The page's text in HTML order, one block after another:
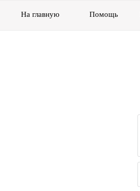
На главную Помощь